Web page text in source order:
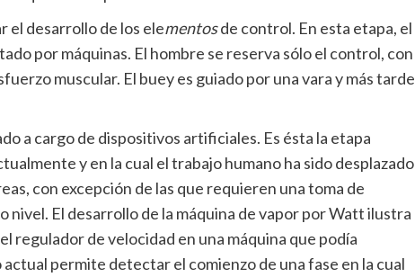
el desarrollo de los elementosde control. En esta etapa, el
por máquinas. El hombre se reserva sólo el control, con
muscular. El buey es guiado por una vara y más tarde
a cargo de dispositivos artificiales. Es ésta la etapa
y en la cual el trabajo humano ha sido desplazado
con excepción de las que requieren una toma de
nivel. El desarrollo de la máquina de vapor por Watt ilustra
regulador de velocidad en una máquina que podía
permite detectar el comienzo de una fase en la cual